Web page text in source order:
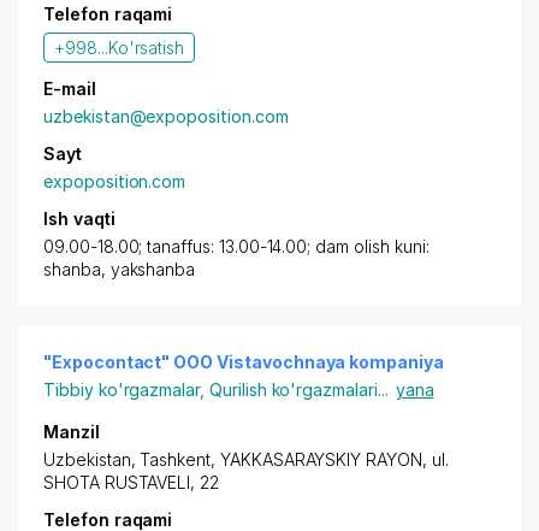
Telefon raqami
+998...Ko'rsatish
E-mail
uzbekistan@expoposition.com
Sayt
expoposition.com
Ish vaqti
09.00-18.00; tanaffus: 13.00-14.00; dam olish kuni:
shanba, yakshanba
"Expocontact" OOO Vistavochnaya kompaniya
Tibbiy ko'rgazmalar, Qurilish ko'rgazmalari... yana
Manzil
Uzbekistan,Tashkent, YAKKASARAYSKIY RAYON, ul.
SHOTA RUSTAVELI, 22
Telefon raqami